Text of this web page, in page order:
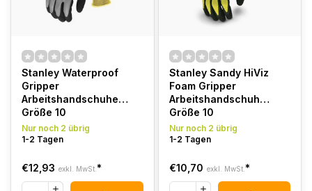
Stanley Waterproof
Gripper
Arbeitshandschuhe
Größe 10
Nur noch 2 übrig
1-2 Tagen
€12,93 exkl. MwSt. *
Stanley Sandy HiViz
Foam Gripper
Arbeitshandschuh
Größe 10
Nur noch 2 übrig
1-2 Tagen
€10,70 exkl. MwSt. *